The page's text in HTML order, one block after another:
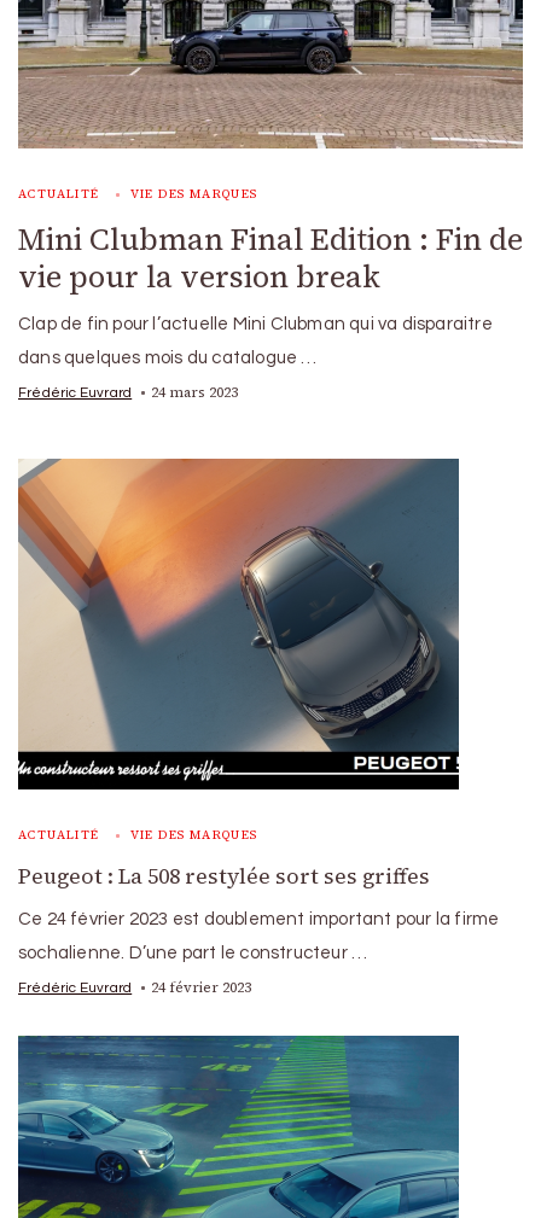
ACTUALITÉ VIE DES MARQUES
Mini Clubman Final Edition : Fin de
vie pour la version break
Clap de fin pour l’actuelle Mini Clubman qui va disparaitre
dans quelques mois du catalogue …
Frédéric Euvrard 24 mars 2023
ACTUALITÉ VIE DES MARQUES
Peugeot : La 508 restylée sort ses griffes
Ce 24 février 2023 est doublement important pour la firme
sochalienne. D’une part le constructeur …
Frédéric Euvrard 24 février 2023